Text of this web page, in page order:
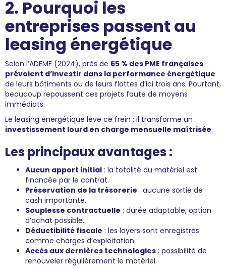
2. Pourquoi les
entreprises passent au
leasing énergétique
Selon l’ADEME (2024), près de 65 % des PME françaises
prévoient d’investir dans la performance énergétique
de leurs bâtiments ou de leurs flottes d’ici trois ans. Pourtant,
beaucoup repoussent ces projets faute de moyens
immédiats.
Le leasing énergétique lève ce frein : il transforme un
investissement lourd en charge mensuelle maîtrisée.
Les principaux avantages :
Aucun apport initial : la totalité du matériel est
financée par le contrat.
Préservation de la trésorerie : aucune sortie de
cash importante.
Souplesse contractuelle : durée adaptable, option
d’achat possible.
Déductibilité fiscale : les loyers sont enregistrés
comme charges d’exploitation.
Accès aux dernières technologies : possibilité de
renouveler régulièrement le matériel.